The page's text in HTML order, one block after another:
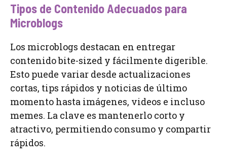
Tipos de Contenido Adecuados para
Microblogs
Los microblogs destacan en entregar
contenido bite-sized y fácilmente digerible.
Esto puede variar desde actualizaciones
cortas, tips rápidos y noticias de último
momento hasta imágenes, videos e incluso
memes. La clave es mantenerlo corto y
atractivo, permitiendo consumo y compartir
rápidos.